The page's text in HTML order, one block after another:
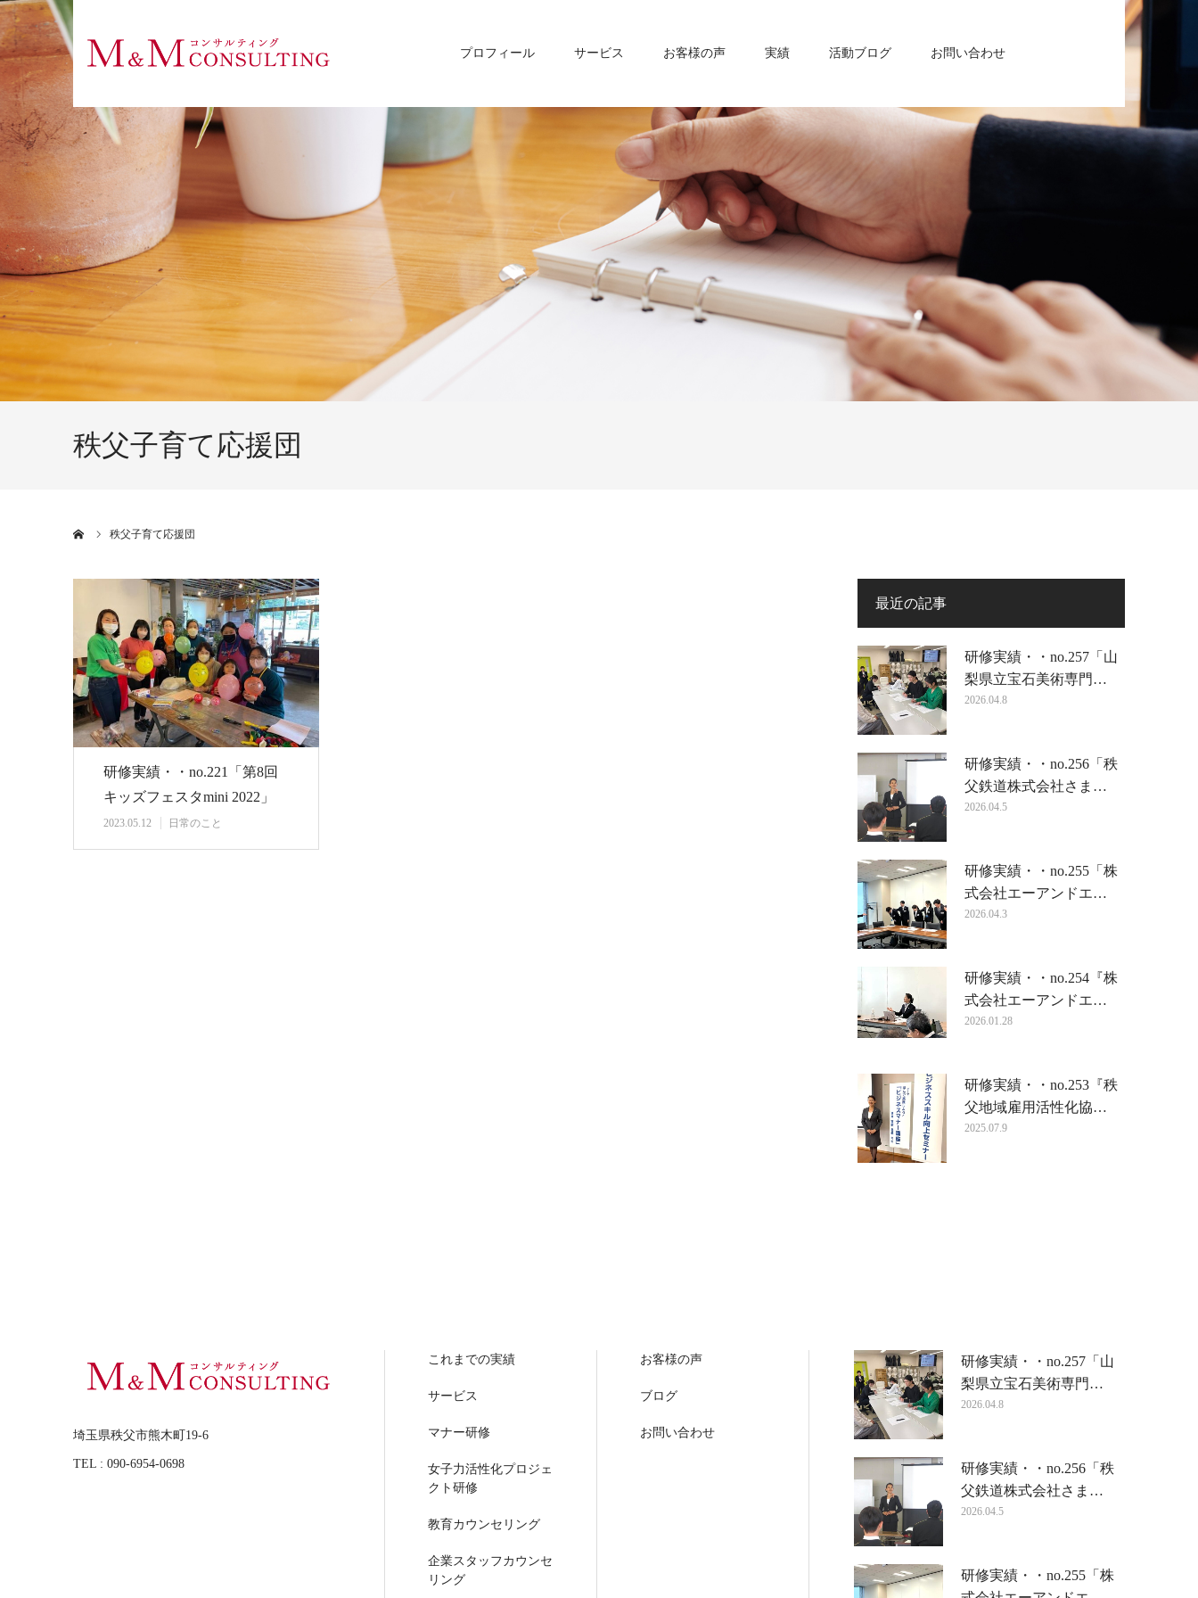
プロフィール サービス お客様の声 実績 活動ブログ お問い合わせ
秩父子育て応援団
秩父子育て応援団
研修実績・・no.221「第8回
キッズフェスタmini 2022」
2023.05.12 日常のこと
最近の記事
研修実績・・no.257「山
梨県立宝石美術専門…
2026.04.8
研修実績・・no.256「秩
父鉄道株式会社さま…
2026.04.5
研修実績・・no.255「株
式会社エーアンドエ…
2026.04.3
研修実績・・no.254『株
式会社エーアンドエ…
2026.01.28
研修実績・・no.253『秩
父地域雇用活性化協…
2025.07.9
埼玉県秩父市熊木町19-6
TEL : 090-6954-0698
これまでの実績
サービス
マナー研修
女子力活性化プロジェ
クト研修
教育カウンセリング
企業スタッフカウンセ
リング
お客様の声
ブログ
お問い合わせ
研修実績・・no.257「山
梨県立宝石美術専門…
2026.04.8
研修実績・・no.256「秩
父鉄道株式会社さま…
2026.04.5
研修実績・・no.255「株